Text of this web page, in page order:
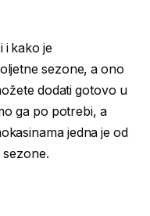
i kako je
sezone, a ono
dodati gotovo u
ga po potrebi, a
jedna je od